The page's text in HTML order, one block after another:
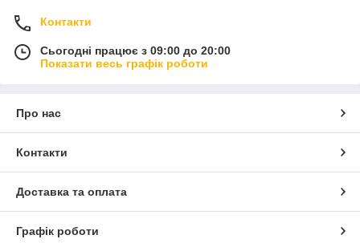
Контакти
Сьогодні працює з 09:00 до 20:00
Показати весь графік роботи
Про нас
Контакти
Доставка та оплата
Графік роботи